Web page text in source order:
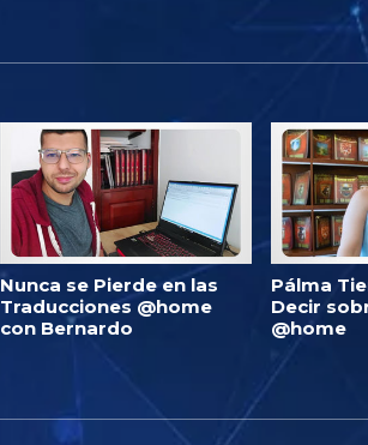
Nunca se Pierde en las
Traducciones @home
con Bernardo
Pálma
Decir
@home